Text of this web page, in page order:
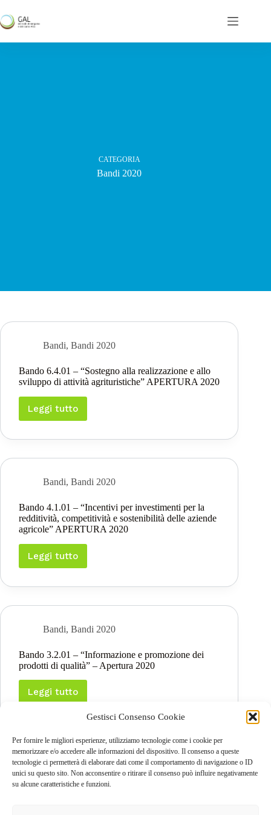
Gestisci Consenso Cookie
Per fornire le migliori esperienze, utilizziamo tecnologie come i cookie per
memorizzare e/o accedere alle informazioni del dispositivo. Il consenso a queste
tecnologie ci permetterà di elaborare dati come il comportamento di navigazione o ID
unici su questo sito. Non acconsentire o ritirare il consenso può influire negativamente
su alcune caratteristiche e funzioni.
al
contenuto
CATEGORIA
Bandi 2020
Bandi, Bandi 2020
Bando 6.4.01 – “Sostegno alla realizzazione e allo
sviluppo di attività agrituristiche” APERTURA 2020
Leggi tutto
Bando
6.4.01
alla
e
allo
di
attività
agrituristiche”
APERTURA
2020
Bandi, Bandi 2020
Bando 4.1.01 – “Incentivi per investimenti per la
redditività, competitività e sostenibilità delle aziende
agricole” APERTURA 2020
Leggi tutto
Bando
4.1.01
per
per
competitività
e
sostenibilità
delle
aziende
agricole”
2020
Bandi, Bandi 2020
Bando 3.2.01 – “Informazione e promozione dei
prodotti di qualità” – Apertura 2020
Leggi tutto
Bando
e
promozione
dei
prodotti
di
PREC